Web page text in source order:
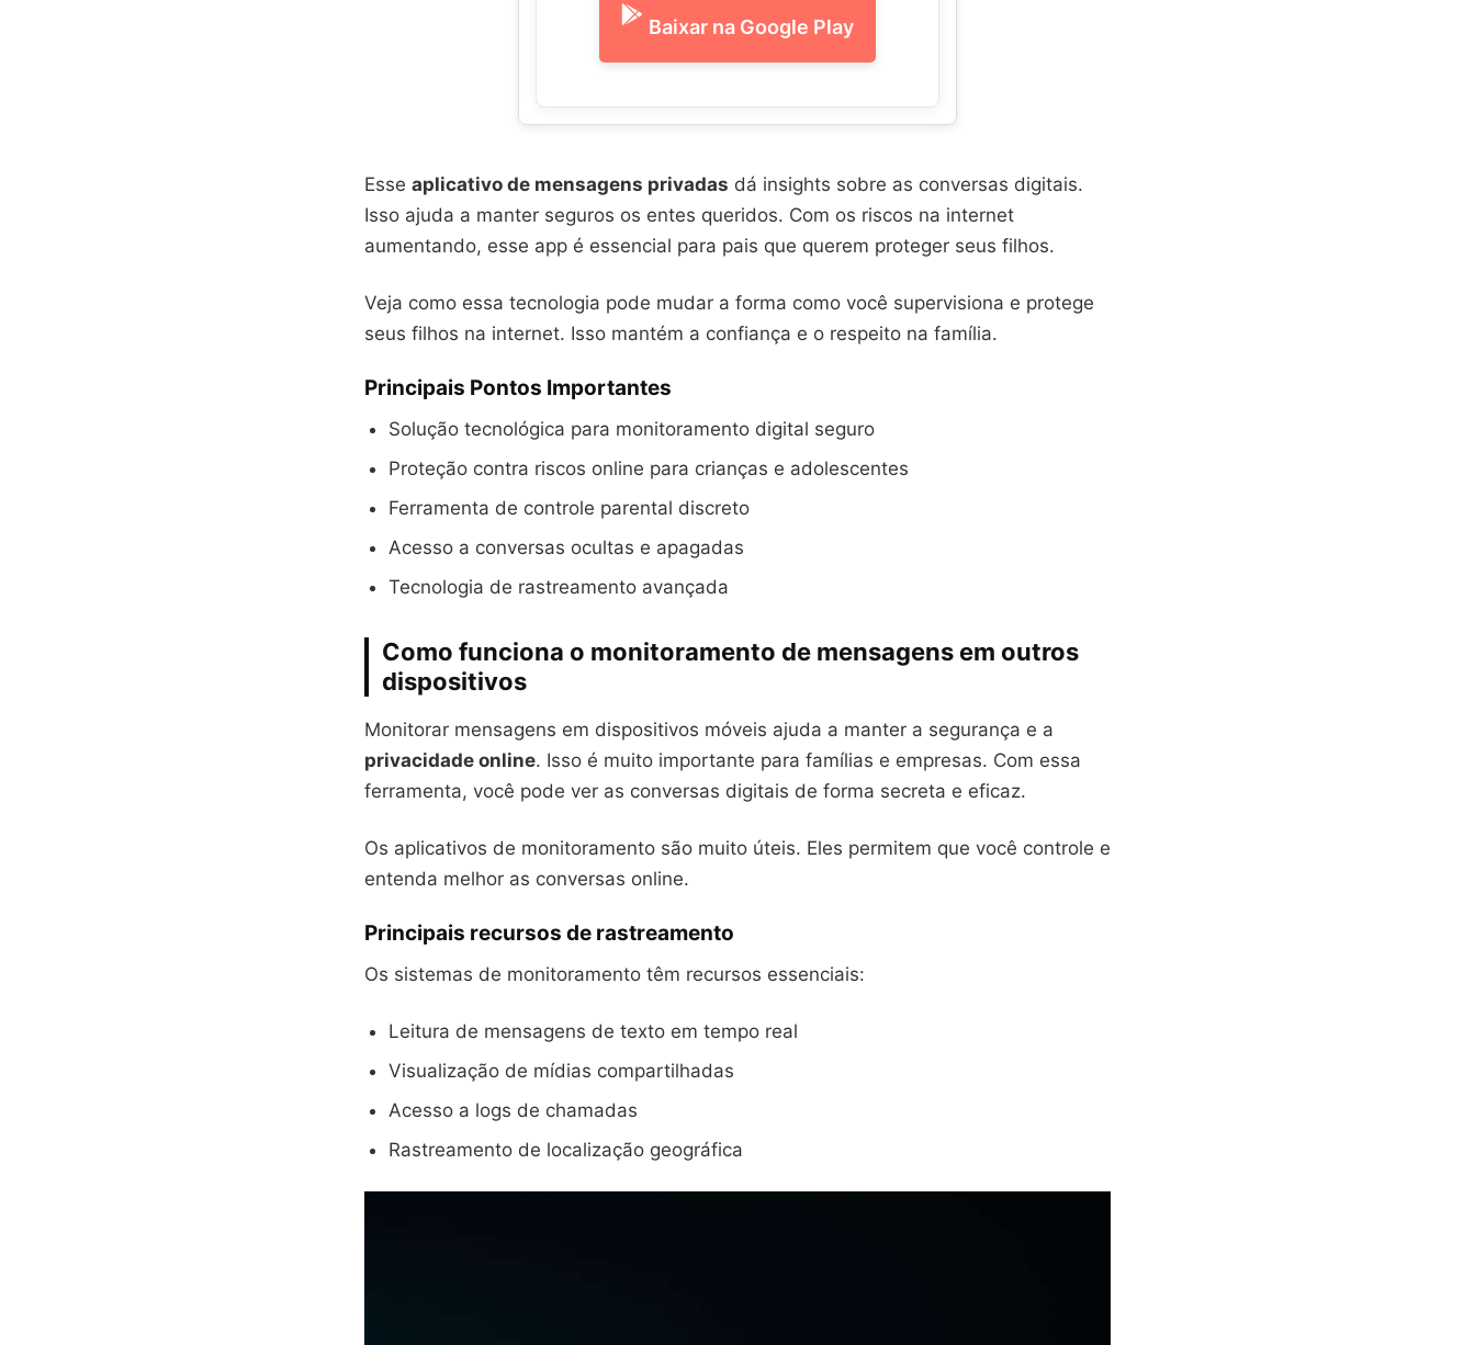
Baixar na Google Play
Esse aplicativo de mensagens privadas dá insights sobre as conversas digitais.
Isso ajuda a manter seguros os entes queridos. Com os riscos na internet
aumentando, esse app é essencial para pais que querem proteger seus filhos.
Veja como essa tecnologia pode mudar a forma como você supervisiona e protege
seus filhos na internet. Isso mantém a confiança e o respeito na família.
Principais Pontos Importantes
Solução tecnológica para monitoramento digital seguro
Proteção contra riscos online para crianças e adolescentes
Ferramenta de controle parental discreto
Acesso a conversas ocultas e apagadas
Tecnologia de rastreamento avançada
Como funciona o monitoramento de mensagens em outros
dispositivos
Monitorar mensagens em dispositivos móveis ajuda a manter a segurança e a
privacidade online. Isso é muito importante para famílias e empresas. Com essa
ferramenta, você pode ver as conversas digitais de forma secreta e eficaz.
Os aplicativos de monitoramento são muito úteis. Eles permitem que você controle e
entenda melhor as conversas online.
Principais recursos de rastreamento
Os sistemas de monitoramento têm recursos essenciais:
Leitura de mensagens de texto em tempo real
Visualização de mídias compartilhadas
Acesso a logs de chamadas
Rastreamento de localização geográfica